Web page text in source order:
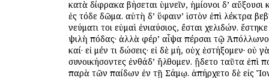
κατὰ δίφρακα βήσεται ὑμνεῖν, ἡμίονοι δ’ αὔξουσι
ἐς τόδε δῶμα. αὐτὴ δ’ ὕφαιν’ ἱστὸν ἐπὶ λέκτρα
νεύματι τοι εὐμαὶ ἐνιαύσιος, ἔσται χελιδών.
ψιλὴ πόδας· ἀλλὰ φέρ’ αἶψα πέρσαι τῷ
καί· εἰ μέν τι δώσεις· εἰ δὲ μή, οὐχ ἑστήξομεν· οὐ
συνοικήσοντες ἐνθάδ’ ἤλθομεν. ᾔδετο ταῦτα ἐπὶ
παρὰ τῶν παίδων ἐν τῇ Σάμῳ. ἀπήρχετο δὲ εἰς